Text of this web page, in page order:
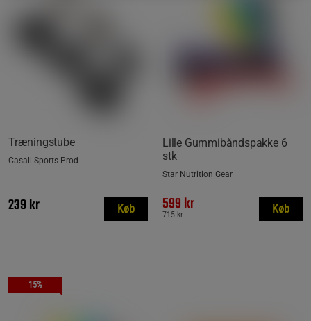
Træningstube
Casall Sports Prod
239 kr Køb
Lille Gummibåndspakke 6
stk
Star Nutrition Gear
599 kr
715 kr Køb
15%